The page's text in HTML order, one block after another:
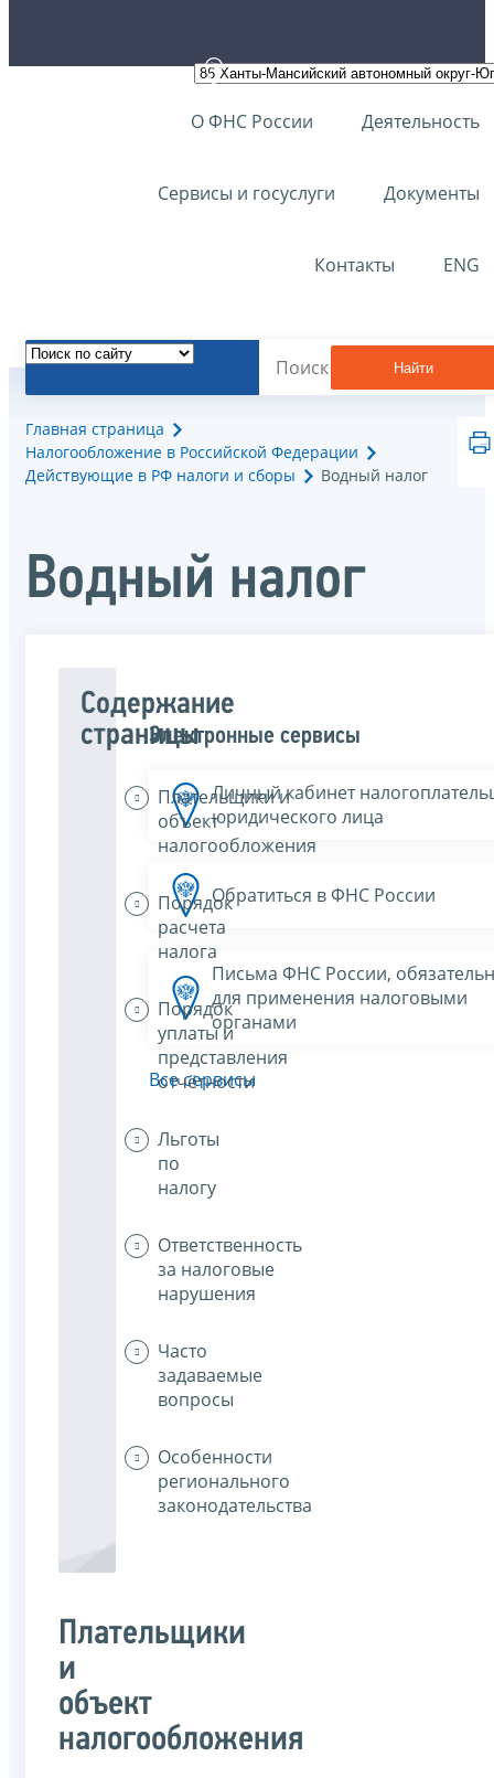
О ФНС России Деятельность
Сервисы и госуслуги Документы
Контакты ENG
Найти
Главная страница
Налогообложение в Российской Федерации
Действующие в РФ налоги и сборы
Водный налог
Водный налог
Содержание
страницы
Плательщики и
объект
налогообложения
Порядок
расчета
налога
Порядок
уплаты и
представления
отчётности
Льготы
по
налогу
Ответственность
за налоговые
нарушения
Часто
задаваемые
вопросы
Особенности
регионального
законодательства
Плательщики
и
объект
налогообложения
Электронные сервисы
Личный кабинет
юридического лица
Обратиться в ФНС России
Письма ФНС России,
для применения налоговыми
органами
Все сервисы